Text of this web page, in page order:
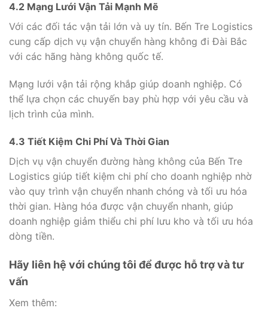
4.2 Mạng Lưới Vận Tải Mạnh Mẽ
Với các đối tác vận tải lớn và uy tín. Bến Tre Logistics
cung cấp dịch vụ vận chuyển hàng không đi Đài Bắc
với các hãng hàng không quốc tế.
Mạng lưới vận tải rộng khắp giúp doanh nghiệp. Có
thể lựa chọn các chuyến bay phù hợp với yêu cầu và
lịch trình của mình.
4.3 Tiết Kiệm Chi Phí Và Thời Gian
Dịch vụ vận chuyển đường hàng không của Bến Tre
Logistics giúp tiết kiệm chi phí cho doanh nghiệp nhờ
vào quy trình vận chuyển nhanh chóng và tối ưu hóa
thời gian. Hàng hóa được vận chuyển nhanh, giúp
doanh nghiệp giảm thiểu chi phí lưu kho và tối ưu hóa
dòng tiền.
Hãy liên hệ với chúng tôi để được hỗ trợ và tư
vấn
Xem thêm: